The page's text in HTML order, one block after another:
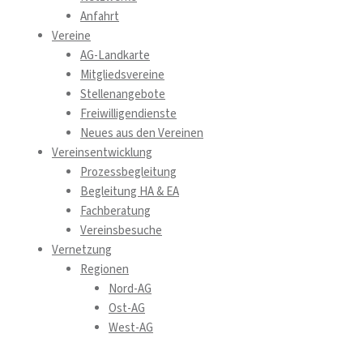
Anfahrt
Vereine
AG-Landkarte
Mitgliedsvereine
Stellenangebote
Freiwilligendienste
Neues aus den Vereinen
Vereinsentwicklung
Prozessbegleitung
Begleitung HA & EA
Fachberatung
Vereinsbesuche
Vernetzung
Regionen
Nord-AG
Ost-AG
West-AG